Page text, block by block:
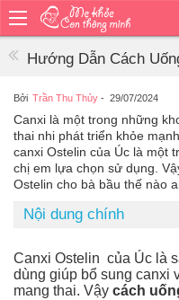
chủ
ăn
Bé
vệ
sinh
Bé
mặc
đi
ra
ngoài
Hướng Dẫn Cách
Bởi Trần Thu Thủy - 29/07/2024
Canxi là một trong những
thai nhi phát triển khỏe
canxi Ostelin của Úc là một
chị em lựa chọn sử dụng.
Ostelin cho bà bầu thế nào
Nội dung chính
Canxi Ostelin của Úc là
dùng giúp bổ sung canxi
mang thai. Vậy cách